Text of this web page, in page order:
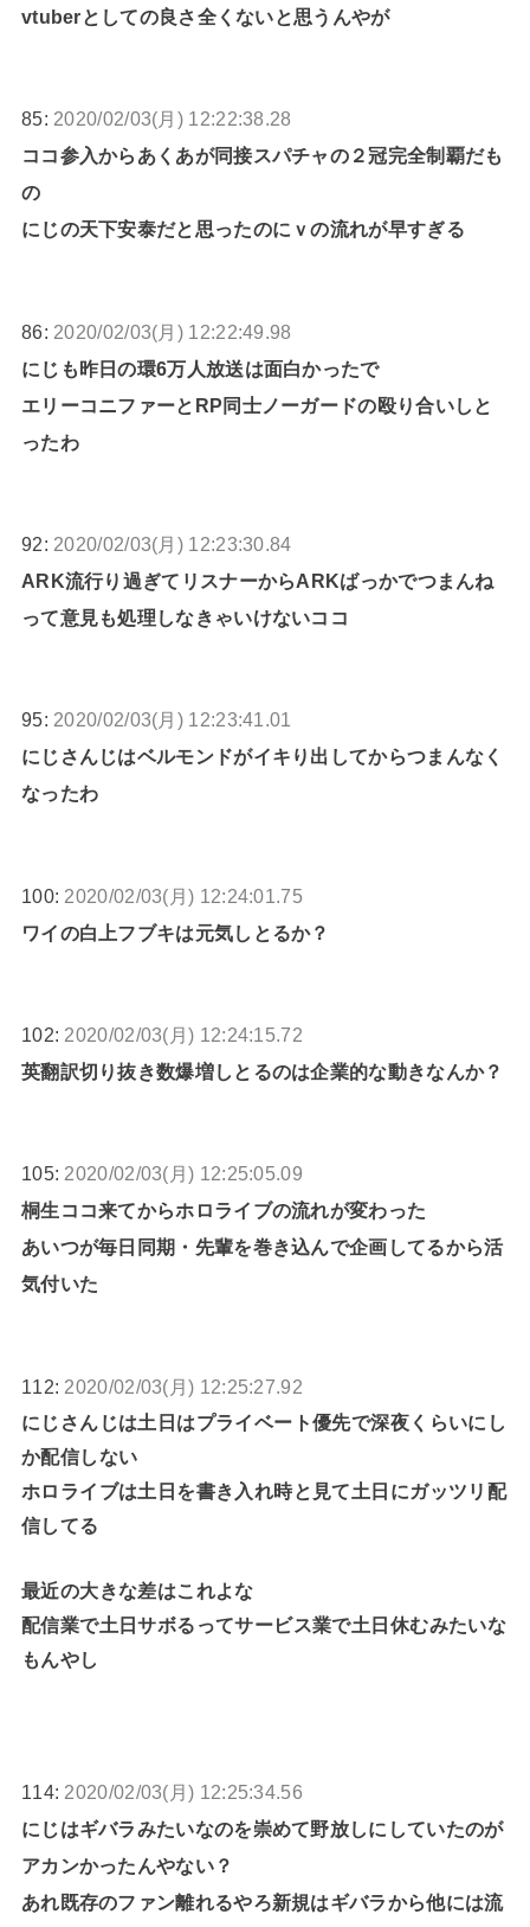
vtuberとしての良さ全くないと思うんやが
85: 2020/02/03(月) 12:22:38.28
ココ参入からあくあが同接スパチャの２冠完全制覇だも
の
にじの天下安泰だと思ったのにｖの流れが早すぎる
86: 2020/02/03(月) 12:22:49.98
にじも昨日の環6万人放送は面白かったで
エリーコニファーとRP同士ノーガードの殴り合いしと
ったわ
92: 2020/02/03(月) 12:23:30.84
ARK流行り過ぎてリスナーからARKばっかでつまんね
って意見も処理しなきゃいけないココ
95: 2020/02/03(月) 12:23:41.01
にじさんじはベルモンドがイキり出してからつまんなく
なったわ
100: 2020/02/03(月) 12:24:01.75
ワイの白上フブキは元気しとるか？
102: 2020/02/03(月) 12:24:15.72
英翻訳切り抜き数爆増しとるのは企業的な動きなんか？
105: 2020/02/03(月) 12:25:05.09
桐生ココ来てからホロライブの流れが変わった
あいつが毎日同期・先輩を巻き込んで企画してるから活
気付いた
112: 2020/02/03(月) 12:25:27.92
にじさんじは土日はプライベート優先で深夜くらいにし
か配信しない
ホロライブは土日を書き入れ時と見て土日にガッツリ配
信してる
最近の大きな差はこれよな
配信業で土日サボるってサービス業で土日休むみたいな
もんやし
114: 2020/02/03(月) 12:25:34.56
にじはギバラみたいなのを崇めて野放しにしていたのが
アカンかったんやない？
あれ既存のファン離れるやろ新規はギバラから他には流